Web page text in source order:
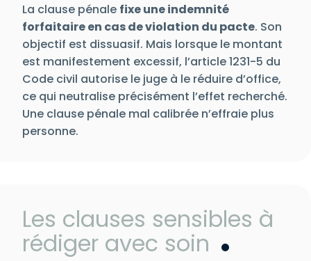
La clause pénale fixe une indemnité
forfaitaire en cas de violation du pacte. Son
objectif est dissuasif. Mais lorsque le montant
est manifestement excessif, l’article 1231-5 du
Code civil autorise le juge à le réduire d’office,
ce qui neutralise précisément l’effet recherché.
Une clause pénale mal calibrée n’effraie plus
personne.
Les clauses sensibles à
rédiger avec soin